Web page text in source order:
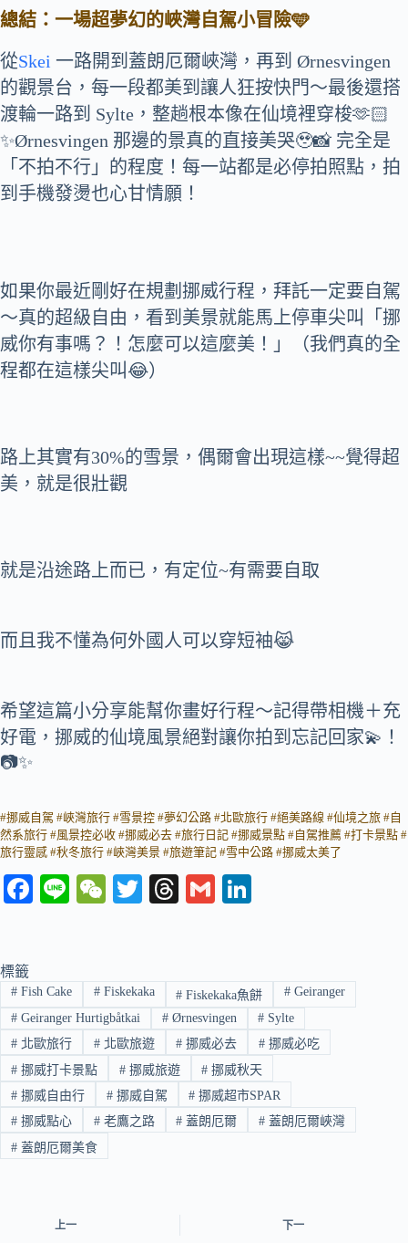
總結：一場超夢幻的峽灣自駕小冒險🩵
從Skei 一路開到蓋朗厄爾峽灣，再到 Ørnesvingen
的觀景台，每一段都美到讓人狂按快門～最後還搭
渡輪一路到 Sylte，整趟根本像在仙境裡穿梭🫶🏻
✨Ørnesvingen 那邊的景真的直接美哭🥹📸 完全是
「不拍不行」的程度！每一站都是必停拍照點，拍
到手機發燙也心甘情願！
如果你最近剛好在規劃挪威行程，拜託一定要自駕
～真的超級自由，看到美景就能馬上停車尖叫「挪
威你有事嗎？！怎麼可以這麼美！」（我們真的全
程都在這樣尖叫😂）
路上其實有30%的雪景，偶爾會出現這樣~~覺得超
美，就是很壯觀
就是沿途路上而已，有定位~有需要自取
而且我不懂為何外國人可以穿短袖😹
希望這篇小分享能幫你畫好行程～記得帶相機＋充
好電，挪威的仙境風景絕對讓你拍到忘記回家💫！
📷✨
#挪威自駕 #峽灣旅行 #雪景控 #夢幻公路 #北歐旅行 #絕美路線 #仙境之旅 #自
然系旅行 #風景控必收 #挪威必去 #旅行日記 #挪威景點 #自駕推薦 #打卡景點 #
旅行靈感 #秋冬旅行 #峽灣美景 #旅遊筆記 #雪中公路 #挪威太美了
Fa
ok
Li
W
ha
t
T
r
T
ds
G
In
標籤
#Fish Cake #Fiskekaka # Fiskekaka魚餅 # Geiranger
#Geiranger Hurtigbåtkai #Ørnesvingen # Sylte
#北歐旅行 #北歐旅遊 # 挪威必去 # 挪威必吃
#挪威打卡景點 #挪威旅遊 # 挪威秋天
#挪威自由行 #挪威自駕 # 挪威超市SPAR
#挪威點心 #老鷹之路 # 蓋朗厄爾 # 蓋朗厄爾峽灣
#蓋朗厄爾美食
上一 下一